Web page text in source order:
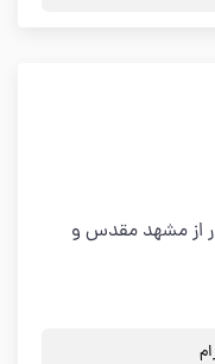
از مشهد مقدس و